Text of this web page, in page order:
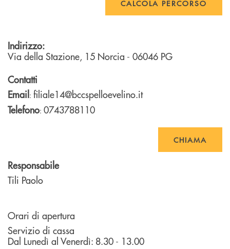
CALCOLA PERCORSO
Indirizzo:
Via della Stazione, 15 Norcia - 06046 PG
Contatti
Email: filiale14@bccspelloevelino.it
Telefono: 0743788110
CHIAMA
Responsabile
Tili Paolo
Orari di apertura
Servizio di cassa
Dal Lunedì al Venerdì: 8.30 - 13.00